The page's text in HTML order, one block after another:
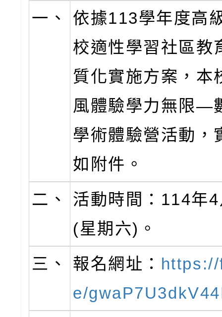
一、
依據113學年度高
校適性學習社區教
質化實施方案，本
風體驗學力無限—
學術體驗營活動，
如附件。
二、
活動時間：114年
(星期六)。
三、
報名網址：
e/